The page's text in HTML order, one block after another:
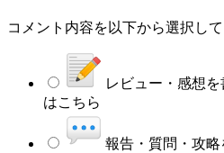
コメント内容を以下から選択し
レビュー・感想を
はこちら
報告・質問・攻略